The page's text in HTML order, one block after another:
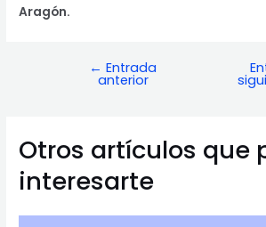
Aragón.
Navegación
← Entrada
anterior
Otros artículos que
interesarte